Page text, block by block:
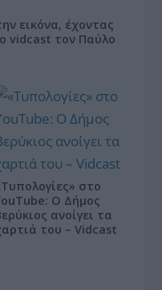
εικόνα, έχοντας
vidcast τον Παύλο
στο
Ο Δήμος
ανοίγει τα
του – Vidcast